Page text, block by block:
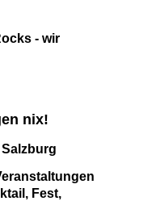
- wir
nix!
Fest,